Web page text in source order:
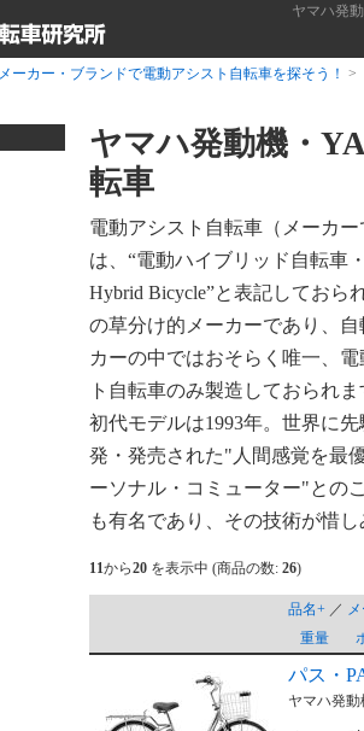
ヤマハ発
メーカー・ブランドで電動アシスト自転車を探そう！ >
ヤマハ発動機・
転車
電動アシスト自転車（メーカー
は、“電動ハイブリッド自転車
Hybrid Bicycle”と表記しておら
の草分け的メーカーであり、自
カーの中ではおそらく唯一、
ト自転車のみ製造しておられま
初代モデルは1993年。世界に
発・発売された"人間感覚を最
ーソナル・コミューター"との
も有名であり、その技術が惜
11から20 を表示中 (商品の数: 26)
品名+ ／
重量
パス・
ヤマハ発